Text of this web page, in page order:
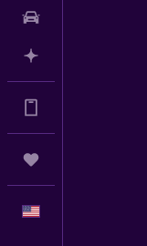
Muchos más